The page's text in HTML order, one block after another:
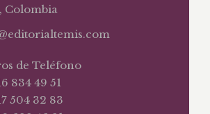
Colombia
de Teléfono
834 49 51
504 32 83